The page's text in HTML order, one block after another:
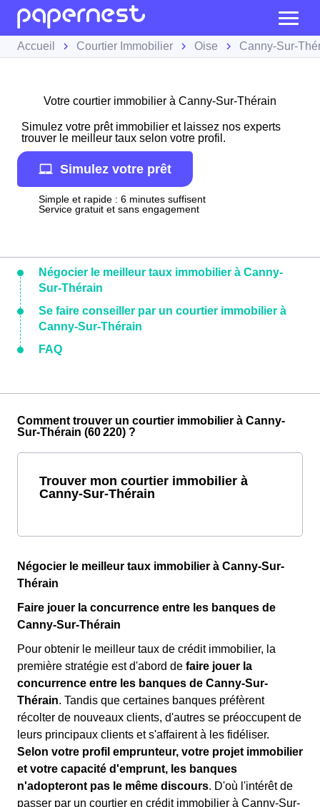
Accueil Courtier Immobilier Oise Canny-Sur-
Votre courtier immobilier à Canny-Sur-Thérain
Simulez votre prêt immobilier et laissez nos experts
trouver le meilleur taux selon votre profil.
Simulez votre prêt
Simple et rapide : 6 minutes suffisent
Service gratuit et sans engagement
Négocier le meilleur taux immobilier à Canny-
Sur-Thérain
Se faire conseiller par un courtier immobilier à
Canny-Sur-Thérain
FAQ
Comment trouver un courtier immobilier à Canny-
Sur-Thérain (60 220) ?
Trouver mon courtier immobilier à
Canny-Sur-Thérain
Négocier le meilleur taux immobilier à Canny-Sur-
Thérain
Faire jouer la concurrence entre les banques de
Canny-Sur-Thérain
Pour obtenir le meilleur taux de crédit immobilier, la
première stratégie est d'abord de faire jouer la
concurrence entre les banques de Canny-Sur-
Thérain. Tandis que certaines banques préfèrent
récolter de nouveaux clients, d'autres se préoccupent de
leurs principaux clients et s'affairent à les fidéliser.
Selon votre profil emprunteur, votre projet immobilier
et votre capacité d'emprunt, les banques
n'adopteront pas le même discours. D'où l'intérêt de
passer par un courtier en crédit immobilier à Canny-Sur-